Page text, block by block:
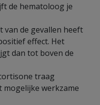
de hematoloog je
van de gevallen heeft
effect. Het
dan tot boven de
traag
werkzame